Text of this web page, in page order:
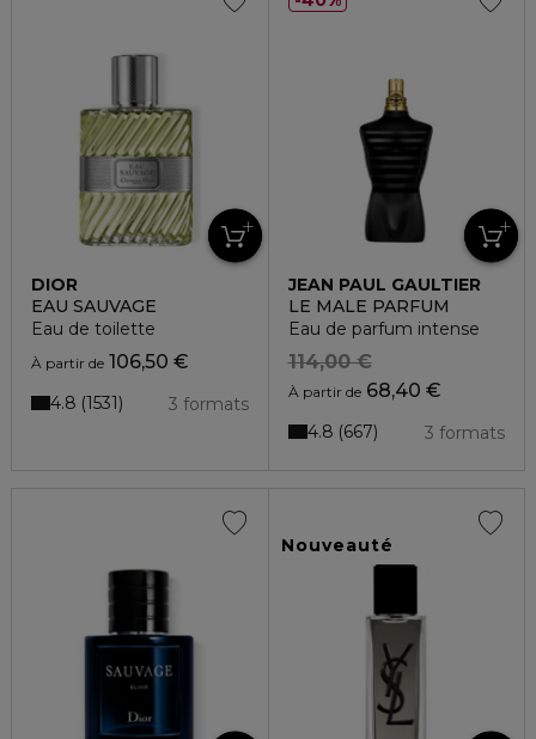
DIOR
EAU SAUVAGE
Eau de toilette
À partir de 106,50 €
3 formats
4.8 1531
JEAN PAUL GAULTIER
LE MALE PARFUM
Eau de parfum intense
À partir de68,40 €
114,00 €
3 formats
4.8 667
Nouveauté